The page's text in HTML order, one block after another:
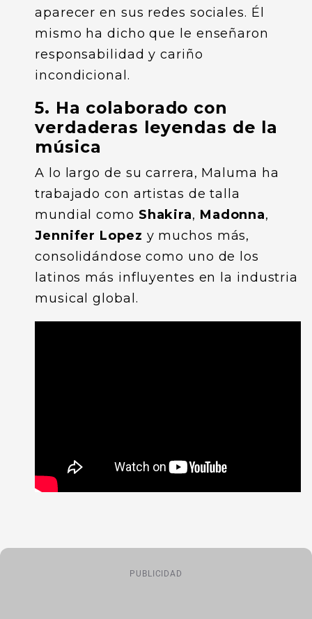
aparecer en sus redes sociales. Él
mismo ha dicho que le enseñaron
responsabilidad y cariño
incondicional.
5. Ha colaborado con
verdaderas leyendas de la
música
A lo largo de su carrera, Maluma ha
trabajado con artistas de talla
mundial como Shakira, Madonna,
Jennifer Lopez y muchos más,
consolidándose como uno de los
latinos más influyentes en la industria
musical global.
PUBLICIDAD